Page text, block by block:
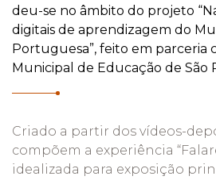
+
deu-se no âmbito do projeto
digitais de aprendizagem do
Portuguesa”, feito em parceria
Municipal de Educação de São
Criado a partir dos vídeos-
compõem a experiência
idealizada para exposição